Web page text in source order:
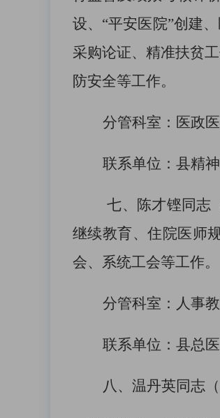
设、 “平安医院”创建
采购论证、精准扶贫
防安全等工作。
分管科室：医政医
联系单位： 县精
七、 陈才铿同志
继续教育、住院医师
会、系统工会等工作。
分管科室：人事
联系单位： 县总
八、温丹英同志